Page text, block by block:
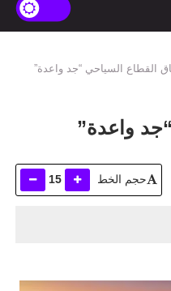
القطاع السياحي “جد واعدة”
واعدة”
حجم الخط 15